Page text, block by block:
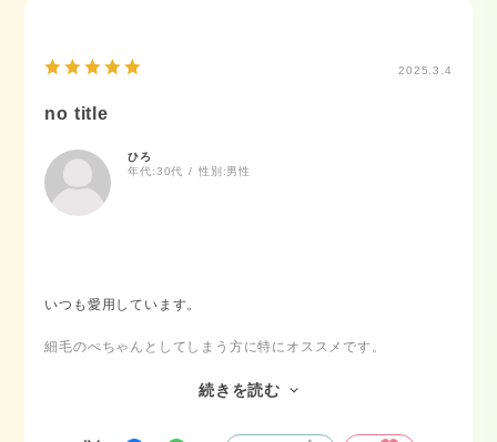
2025.3.4
no title
ひろ
年代:30代 性別:男性
いつも愛用しています。
細毛のぺちゃんとしてしまう方に特にオススメです。
個人的には単品ではオーバードライブは少し重たさがあるので
続きを読む